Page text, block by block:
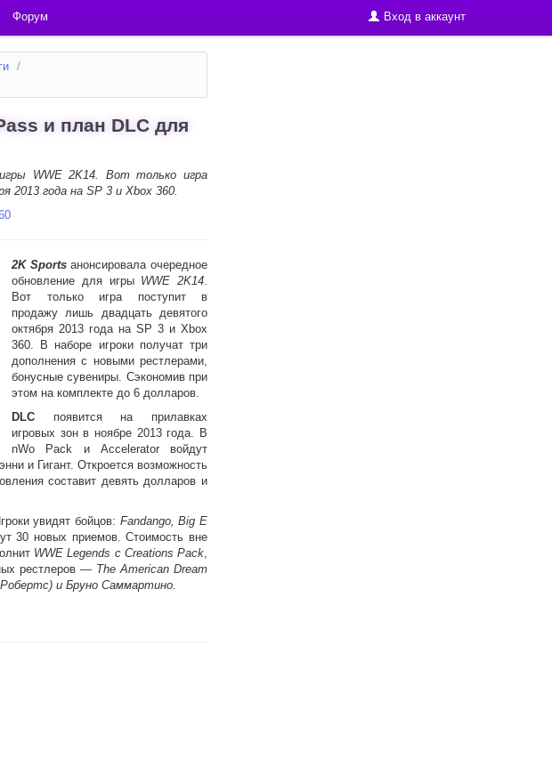
Форум Вход в аккаунт
/
и план DLC для
игры WWE 2K14. Вот только игра
2013 года на SP 3 и Xbox 360.
2K Sportsанонсировала очередное
обновление для игры WWE 2K14.
Вот только игра поступит в
продажу лишь двадцать девятого
октября 2013 года на SP 3 и Xbox
360. В наборе игроки получат три
дополнения с новыми рестлерами,
бонусные сувениры. Сэкономив при
этом на комплекте до 6 долларов.
DLC появится на прилавках
игровых зон в ноябре 2013 года. В
nWo Pack и Accelerator войдут
и Гигант. Откроется возможность
составит девять долларов и
увидят бойцов: Fandango, Big E
30 новых приемов. Стоимость вне
WWE Legends с Creations Pack,
рестлеров — The American Dream
и Бруно Саммартино.